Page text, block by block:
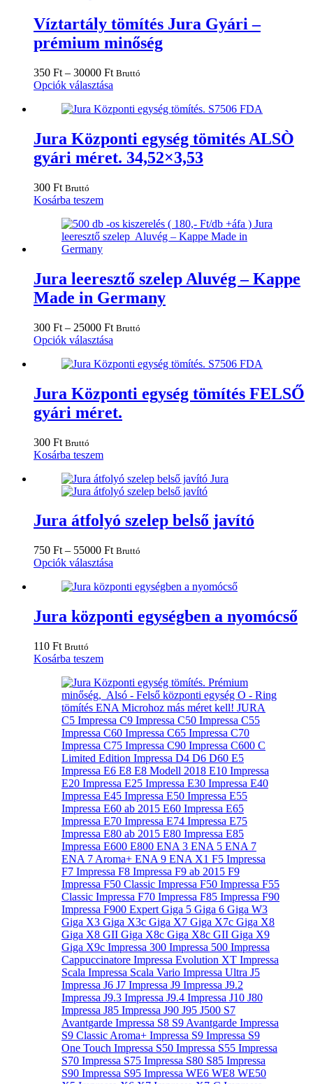
Víztartály tömítés Jura Gyári –
prémium minőség
350 Ft – 30000 FtÁrtartomány:
30000 Ft
Bruttó
Opciók választása
terméknek
variációja
van.
A
ki
Jura Központi egység tömités ALSÒ
gyári méret. 34,52×3,53
300 Ft Bruttó
Kosárba teszem
Jura leeresztő szelep Aluvég – Kappe
Made in Germany
300 Ft – 25000 FtÁrtartomány:
25000 Ft
Bruttó
Opciók választása
terméknek
variációja
van.
A
ki
Jura Központi egység tömítés FELSŐ
gyári méret.
300 Ft Bruttó
Kosárba teszem
Jura átfolyó szelep belső javító
750 Ft – 55000 FtÁrtartomány:
55000 Ft
Bruttó
Opciók választása
terméknek
variációja
van.
termékoldalon
választhatók
ki
Jura központi egységben a nyomócső
110 Ft Bruttó
Kosárba teszem